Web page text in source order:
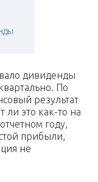
дивиденды
По
результат
ли это как-то на
году,
прибыли,
не